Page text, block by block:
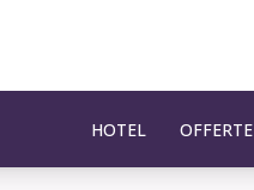
HOTEL OFFERTE